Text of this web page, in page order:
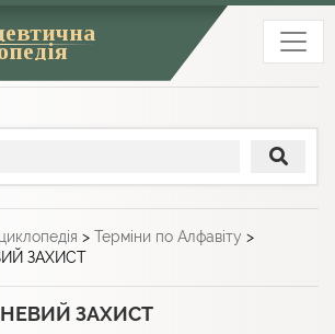
> Терміни по Алфавіту >
ЗАХИСТ
ЗАХИСТ